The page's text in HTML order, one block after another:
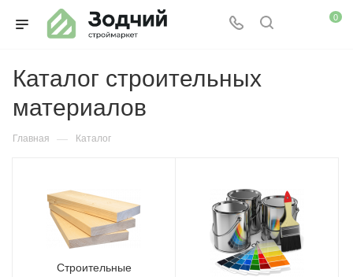
0
Каталог строительных
материалов
Главная — Каталог
Строительные